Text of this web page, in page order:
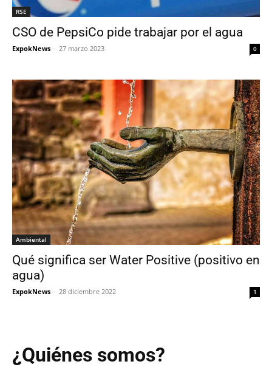
RSE
CSO de PepsiCo pide trabajar por el agua
ExpokNews - 27 marzo 2023 0
Ambiental
Qué significa ser Water Positive (positivo en
agua)
ExpokNews - 28 diciembre 2022 1
¿Quiénes somos?